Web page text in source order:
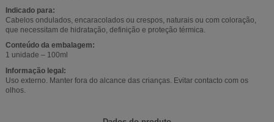
Indicado para:
Cabelos ondulados, encaracolados ou crespos, naturais ou com coloração,
que necessitam de hidratação, definição e proteção térmica.
Conteúdo da embalagem:
1 unidade – 100ml
Informação legal:
Uso externo. Manter fora do alcance das crianças. Evitar contacto com os
olhos.